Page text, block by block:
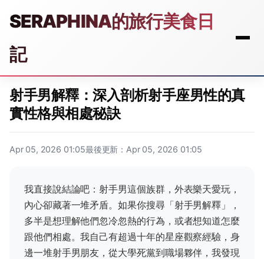
SERAPHINA的旅行美食日
記
射手男解釋：深入剖析射手座男性的真
實性格與相處秘訣
Apr 05, 2026 01:05最後更新：Apr 05, 2026 01:05
我直接說結論吧：射手男這個族群，外表樂天愛玩，
內心卻藏著一堆矛盾。如果你搜尋「射手男解釋」，
多半是想理解他們忽冷忽熱的行為，或者想知道怎麼
跟他們相處。我自己有超過十年的星座觀察經驗，身
邊一堆射手男朋友，從大學死黨到職場夥伴，我發現